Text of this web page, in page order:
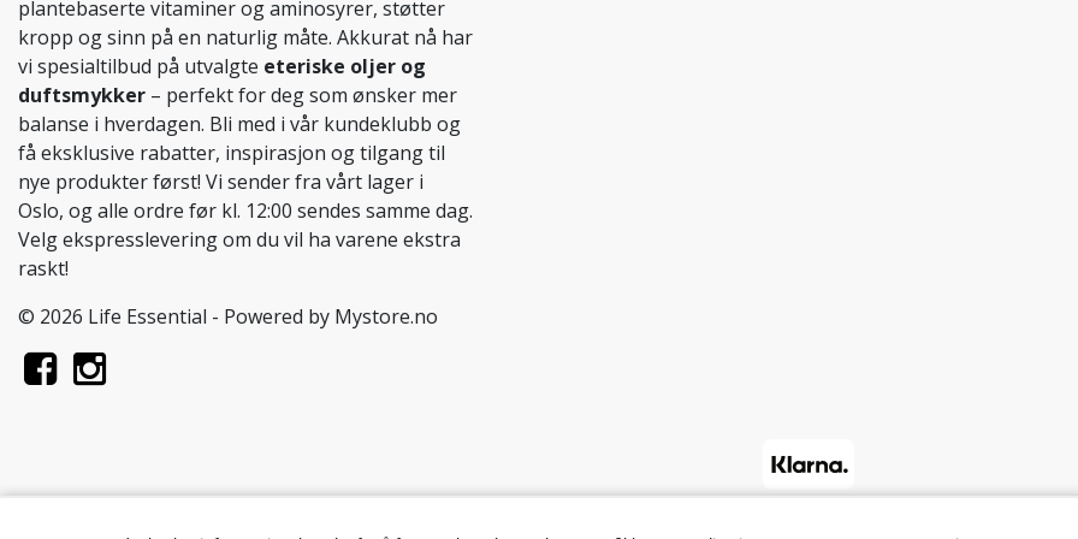
plantebaserte vitaminer og aminosyrer, støtter
kropp og sinn på en naturlig måte. Akkurat nå har
vi spesialtilbud på utvalgte eteriske oljer og
duftsmykker – perfekt for deg som ønsker mer
balanse i hverdagen. Bli med i vår kundeklubb og
få eksklusive rabatter, inspirasjon og tilgang til
nye produkter først! Vi sender fra vårt lager i
Oslo, og alle ordre før kl. 12:00 sendes samme dag.
Velg ekspresslevering om du vil ha varene ekstra
raskt!
© 2026 Life Essential - Powered by Mystore.no